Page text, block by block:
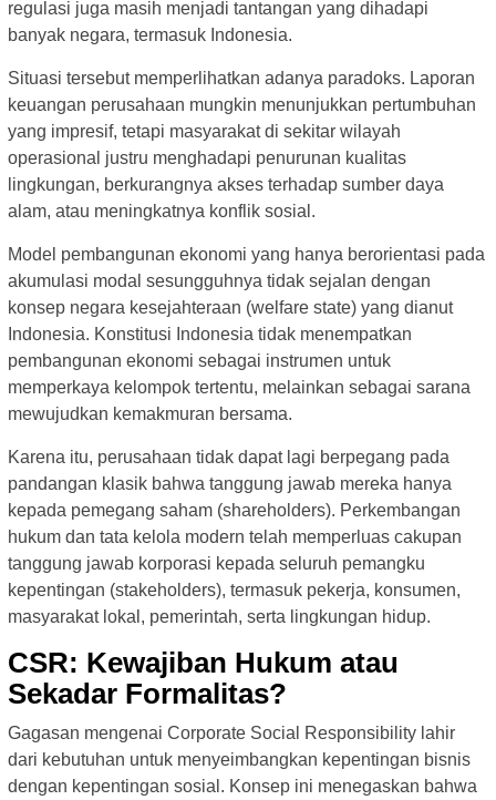
regulasi juga masih menjadi tantangan yang dihadapi
banyak negara, termasuk Indonesia.
Situasi tersebut memperlihatkan adanya paradoks. Laporan
keuangan perusahaan mungkin menunjukkan pertumbuhan
yang impresif, tetapi masyarakat di sekitar wilayah
operasional justru menghadapi penurunan kualitas
lingkungan, berkurangnya akses terhadap sumber daya
alam, atau meningkatnya konflik sosial.
Model pembangunan ekonomi yang hanya berorientasi pada
akumulasi modal sesungguhnya tidak sejalan dengan
konsep negara kesejahteraan (welfare state) yang dianut
Indonesia. Konstitusi Indonesia tidak menempatkan
pembangunan ekonomi sebagai instrumen untuk
memperkaya kelompok tertentu, melainkan sebagai sarana
mewujudkan kemakmuran bersama.
Karena itu, perusahaan tidak dapat lagi berpegang pada
pandangan klasik bahwa tanggung jawab mereka hanya
kepada pemegang saham (shareholders). Perkembangan
hukum dan tata kelola modern telah memperluas cakupan
tanggung jawab korporasi kepada seluruh pemangku
kepentingan (stakeholders), termasuk pekerja, konsumen,
masyarakat lokal, pemerintah, serta lingkungan hidup.
CSR: Kewajiban Hukum atau
Sekadar Formalitas?
Gagasan mengenai Corporate Social Responsibility lahir
dari kebutuhan untuk menyeimbangkan kepentingan bisnis
dengan kepentingan sosial. Konsep ini menegaskan bahwa